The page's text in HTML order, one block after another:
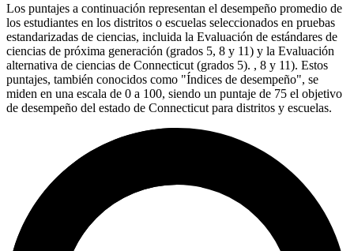
Los puntajes a continuación representan el desempeño promedio de
los estudiantes en los distritos o escuelas seleccionados en pruebas
estandarizadas de ciencias, incluida la Evaluación de estándares de
ciencias de próxima generación (grados 5, 8 y 11) y la Evaluación
alternativa de ciencias de Connecticut (grados 5). , 8 y 11). Estos
puntajes, también conocidos como "Índices de desempeño", se
miden en una escala de 0 a 100, siendo un puntaje de 75 el objetivo
de desempeño del estado de Connecticut para distritos y escuelas.